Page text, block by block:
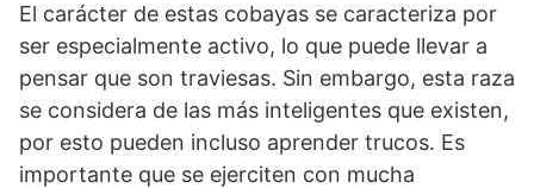
El carácter de estas cobayas se caracteriza por
ser especialmente activo, lo que puede llevar a
pensar que son traviesas. Sin embargo, esta raza
se considera de las más inteligentes que existen,
por esto pueden incluso aprender trucos. Es
importante que se ejerciten con mucha